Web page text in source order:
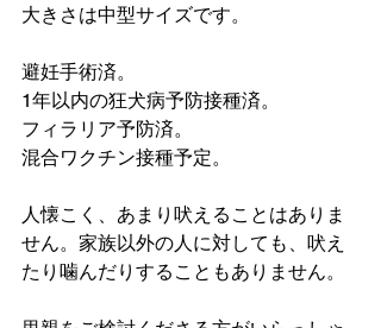
大きさは中型サイズです。
避妊手術済。
1年以内の狂犬病予防接種済。
フィラリア予防済。
混合ワクチン接種予定。
人懐こく、あまり吠えることはありま
せん。家族以外の人に対しても、吠え
たり噛んだりすることもありません。